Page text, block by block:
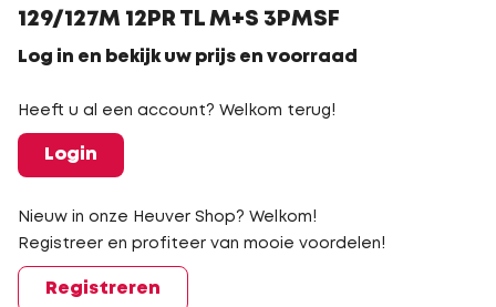
129/127M 12PR TL M+S 3PMSF
Log in en bekijk uw prijs en voorraad
Heeft u al een account? Welkom terug!
Login
Nieuw in onze Heuver Shop? Welkom!
Registreer en profiteer van mooie voordelen!
Registreren